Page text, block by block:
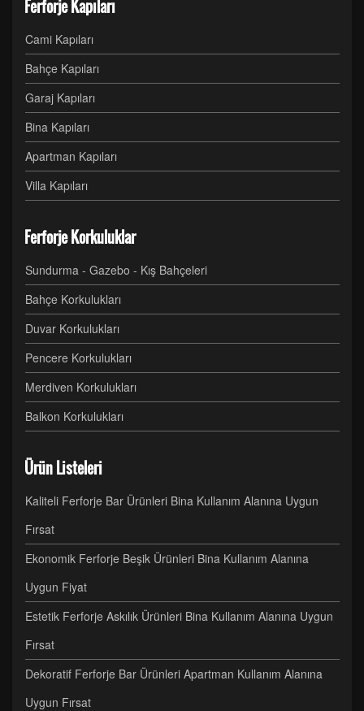
Ferforje Kapıları
Cami Kapıları
Bahçe Kapıları
Garaj Kapıları
Bina Kapıları
Apartman Kapıları
Villa Kapıları
Ferforje Korkuluklar
Sundurma - Gazebo - Kış Bahçeleri
Bahçe Korkulukları
Duvar Korkulukları
Pencere Korkulukları
Merdiven Korkulukları
Balkon Korkulukları
Ürün Listeleri
Kaliteli Ferforje Bar Ürünleri Bina Kullanım Alanına Uygun
Fırsat
Ekonomik Ferforje Beşik Ürünleri Bina Kullanım Alanına
Uygun Fiyat
Estetik Ferforje Askılık Ürünleri Bina Kullanım Alanına Uygun
Fırsat
Dekoratif Ferforje Bar Ürünleri Apartman Kullanım Alanına
Uygun Fırsat